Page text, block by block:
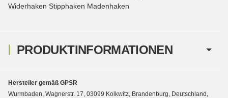
PRODUKTINFORMATIONEN
Widerhaken Stipphaken Madenhaken
Hersteller gemäß GPSR
Wurmbaden, Wagnerstr. 17, 03099 Kolkwitz, Brandenburg, Deutschland,